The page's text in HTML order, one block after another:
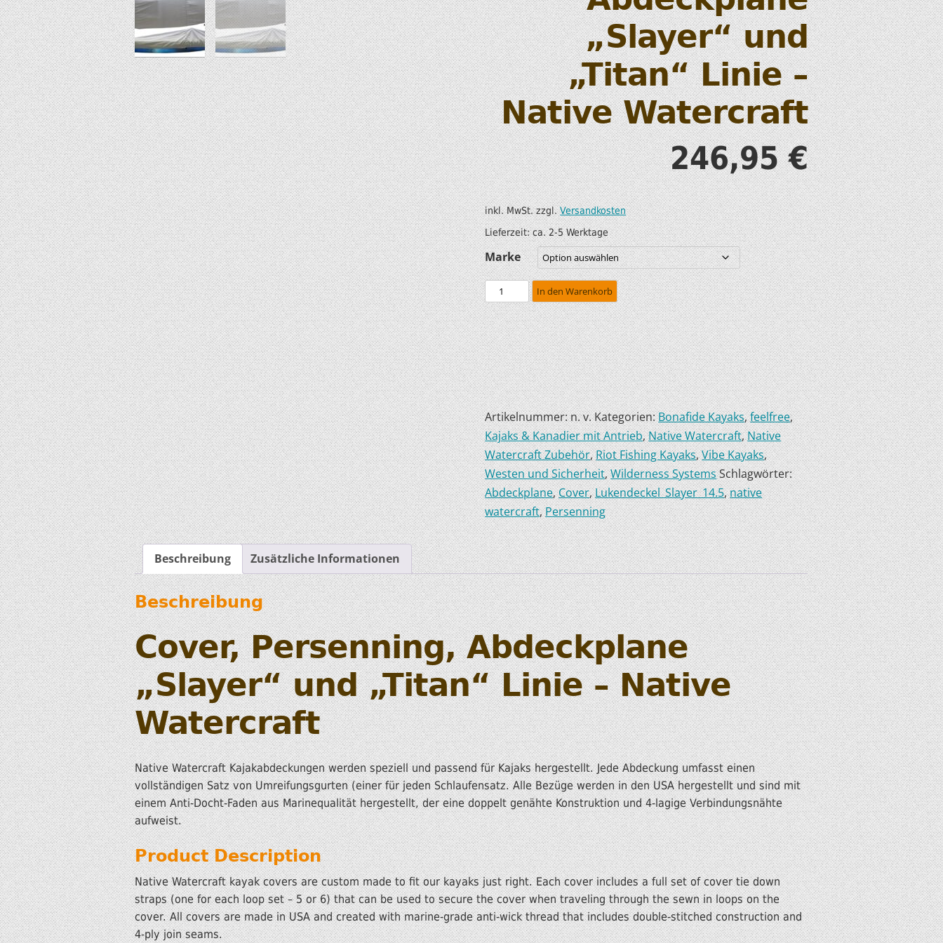
SUP AIR SUP
MODUL KAJAKS
LUFTBOOTE
LEICHTE BOOTE FÜR IHR
WOHNMOBIL
SONDERANGEBOTE/SALE
WILDERNESS SYSTEMS
ZUBEHÖR
DOPPELPADDEL
STECHPADDEL
WESTEN & SICHERHEIT
TRANSPORT &
LAGERUNG
BOOTSWAGEN
SPRITZDECKEN/
LUKENDECKEL
RAM ZUBEHÖR
HOBIE KAJAKS
ELEKTROMOTORE
„Slayer“ und
„Titan“ Linie –
Native Watercraft
246,95€
inkl. MwSt. zzgl.Versandkosten
Lieferzeit:ca. 2-5 Werktage
Marke
In den Warenkorb
Artikelnummer:n. v. Kategorien:Bonafide Kayaks,feelfree,
Kajaks & Kanadier mit Antrieb,Native Watercraft,Native
Watercraft Zubehör,Riot Fishing Kayaks,Vibe Kayaks,
Westen und Sicherheit,Wilderness SystemsSchlagwörter:
Abdeckplane,Cover,Lukendeckel_Slayer_14.5,native
watercraft,Persenning
Beschreibung Zusätzliche Informationen
Beschreibung
Cover, Persenning, Abdeckplane
„Slayer“ und „Titan“ Linie – Native
Watercraft
Native Watercraft Kajakabdeckungen werden speziell und passend für Kajaks hergestellt. Jede Abdeckung umfasst einen
vollständigen Satz von Umreifungsgurten (einer für jeden Schlaufensatz. Alle Bezüge werden in den USA hergestellt und sind mit
einem Anti-Docht-Faden aus Marinequalität hergestellt, der eine doppelt genähte Konstruktion und 4-lagige Verbindungsnähte
aufweist.
Product Description
Native Watercraft kayak covers are custom made to fit our kayaks just right. Each cover includes a full set of cover tie down
straps (one for each loop set – 5 or 6) that can be used to secure the cover when traveling through the sewn in loops on the
cover. All covers are made in USA and created with marine-grade anti-wick thread that includes double-stitched construction and
4-ply join seams.